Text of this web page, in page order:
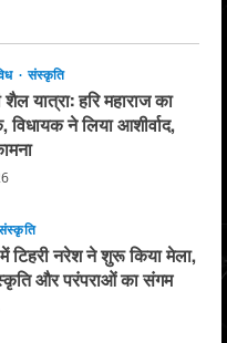
संस्कृति
यात्रा: हरि महाराज का
विधायक ने लिया आशीर्वाद,
टिहरी नरेश ने शुरू किया मेला,
और परंपराओं का संगम